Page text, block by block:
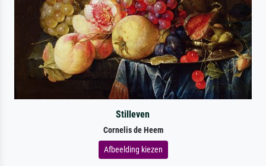
Stilleven
Cornelis de Heem
Afbeelding kiezen